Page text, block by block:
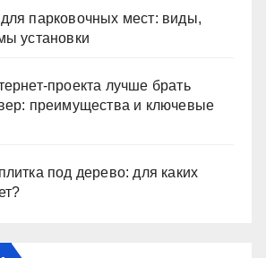
парковочных мест: виды,
установки
проекта лучше брать
преимущества и ключевые
под дерево: для каких